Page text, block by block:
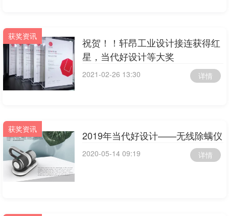
获奖资讯
祝贺！！轩昂工业设计接连获得红
星，当代好设计等大奖
2021-02-26 13:30 详情
获奖资讯 2019年当代好设计——无线除螨仪
2020-05-14 09:19 详情